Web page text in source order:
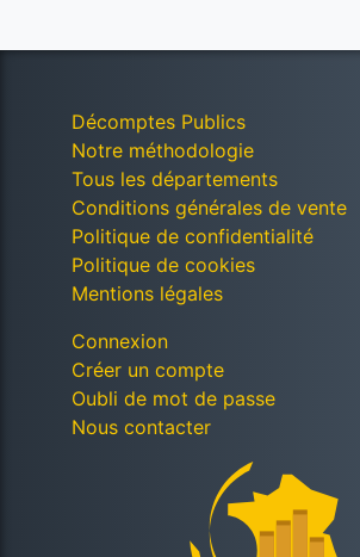
Décomptes Publics
Notre méthodologie
Tous les départements
Conditions générales de vente
Politique de confidentialité
Politique de cookies
Mentions légales
Connexion
Créer un compte
Oubli de mot de passe
Nous contacter